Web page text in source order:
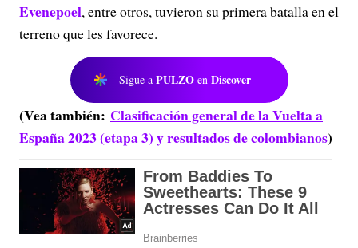
Evenepoel, entre otros, tuvieron su primera batalla en el
terreno que les favorece.
Sigue a PULZO en Discover
(Vea también: Clasificación general de la Vuelta a
España 2023 (etapa 3) y resultados de colombianos)